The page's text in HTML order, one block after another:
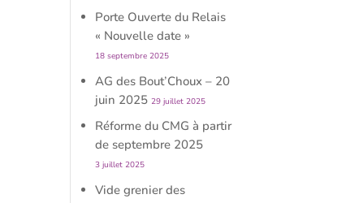
Porte Ouverte du Relais
« Nouvelle date »
18 septembre 2025
AG des Bout’Choux – 20
juin 2025 29 juillet 2025
Réforme du CMG à partir
de septembre 2025
3 juillet 2025
Vide grenier des